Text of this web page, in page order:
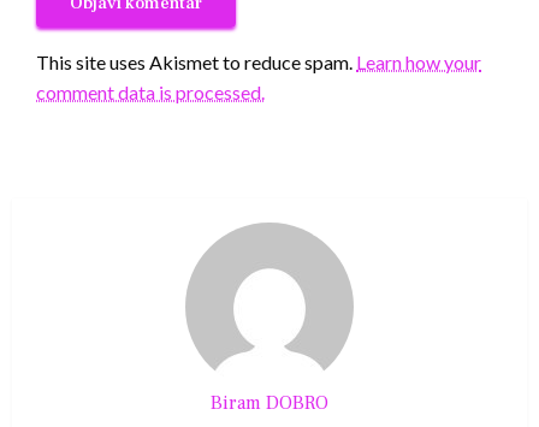
This site uses Akismet to reduce spam. Learn how your
comment data is processed.
Biram DOBRO